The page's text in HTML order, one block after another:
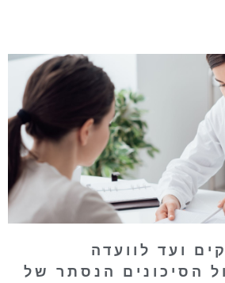
ועד לוועדה
הסיכונים הנסתר של